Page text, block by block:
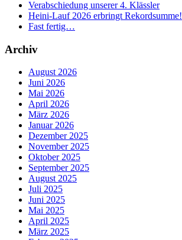
Verabschiedung unserer 4. Klässler
Heini-Lauf 2026 erbringt Rekordsumme!
Fast fertig…
Archiv
August 2026
Juni 2026
Mai 2026
April 2026
März 2026
Januar 2026
Dezember 2025
November 2025
Oktober 2025
September 2025
August 2025
Juli 2025
Juni 2025
Mai 2025
April 2025
März 2025